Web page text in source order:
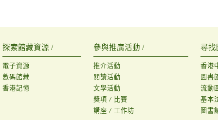
探索館藏資源 /
電子資源
數碼館藏
香港記憶
參與推廣活動 /
推介活動
閱讀活動
文學活動
獎項 / 比賽
講座 / 工作坊
尋找
香港
圖書
流動
基本
圖書